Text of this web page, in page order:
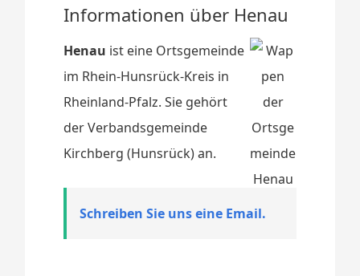
Informationen über Henau
Henau ist eine Ortsgemeinde
im Rhein-Hunsrück-Kreis in
Rheinland-Pfalz. Sie gehört
der Verbandsgemeinde
Kirchberg (Hunsrück) an.
Schreiben Sie uns eine Email.